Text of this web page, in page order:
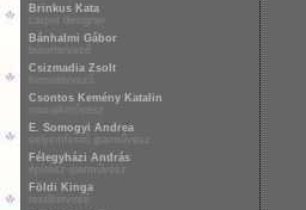
Brinkus Kata
carpet designer
Bánhalmi Gábor
bútortervező
Csizmadia Zsolt
formatervező
Csontos Kemény Katalin
mozaikművész
E. Somogyi Andrea
selyemfestő iparművész
Félegyházi András
építész-iparművész
Földi Kinga
textiltervező